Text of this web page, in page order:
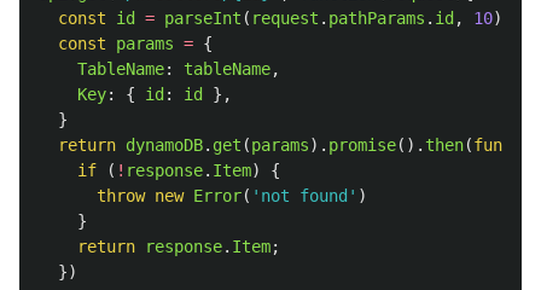
const
id = parseInt ( request . pathParams . id , 10)
const
params = {
TableName: tableName,
Key: { id : id
},
}
return dynamoDB. get (params). promise(). then(
if
( ! response. Item)
{
throw new Error( ' not found ' )
}
return
response. Item;
})